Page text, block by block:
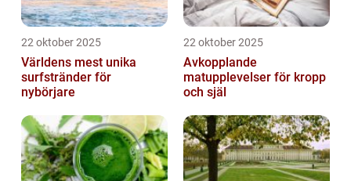
22 oktober 2025
Världens mest unika
surfstränder för
nybörjare
22 oktober 2025
Avkopplande
matupplevelser för kropp
och själ